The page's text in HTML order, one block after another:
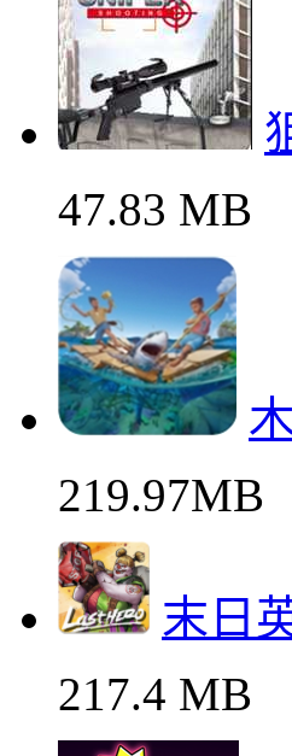
47.83 MB
219.97MB
末日
217.4 MB